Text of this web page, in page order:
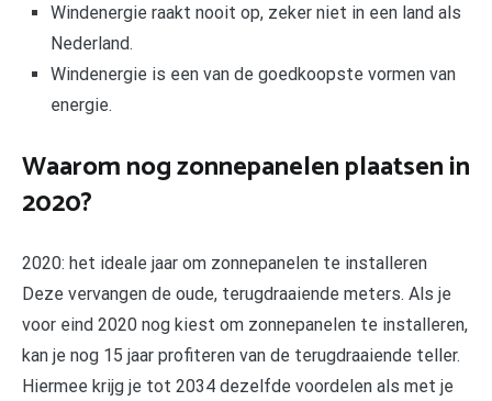
Windenergie raakt nooit op, zeker niet in een land als
Nederland.
Windenergie is een van de goedkoopste vormen van
energie.
Waarom nog zonnepanelen plaatsen in
2020?
2020: het ideale jaar om zonnepanelen te installeren
Deze vervangen de oude, terugdraaiende meters. Als je
voor eind 2020 nog kiest om zonnepanelen te installeren,
kan je nog 15 jaar profiteren van de terugdraaiende teller.
Hiermee krijg je tot 2034 dezelfde voordelen als met je